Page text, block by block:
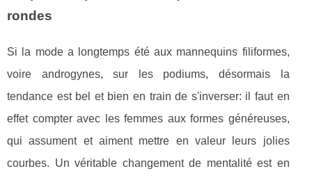
rondes
Si la mode a longtemps été aux mannequins filiformes,
voire androgynes, sur les podiums, désormais la
tendance est bel et bien en train de s'inverser: il faut en
effet compter avec les femmes aux formes généreuses,
qui assument et aiment mettre en valeur leurs jolies
courbes. Un véritable changement de mentalité est en